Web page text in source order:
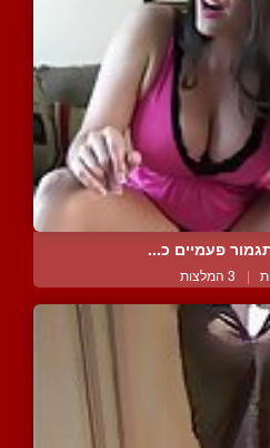
פעמיים כ...
| 3 המלצות